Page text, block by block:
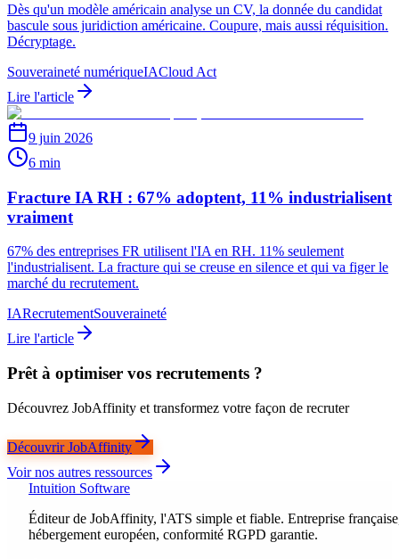
Dès qu'un modèle américain analyse un CV, la donnée du candidat
bascule sous juridiction américaine. Coupure, mais aussi réquisition.
Décryptage.
Souveraineté numériqueIACloud Act
Lire l'article
9 juin 2026
6 min
Fracture IA RH : 67% adoptent, 11% industrialisent
vraiment
67% des entreprises FR utilisent l'IA en RH. 11% seulement
l'industrialisent. La fracture qui se creuse en silence et qui va figer le
marché du recrutement.
IARecrutementSouveraineté
Lire l'article
Prêt à optimiser vos recrutements ?
Découvrez JobAffinity et transformez votre façon de recruter
Découvrir JobAffinity
Voir nos autres ressources
Intuition Software
Éditeur de JobAffinity, l'ATS simple et fiable. Entreprise
hébergement européen, conformité RGPD garantie.